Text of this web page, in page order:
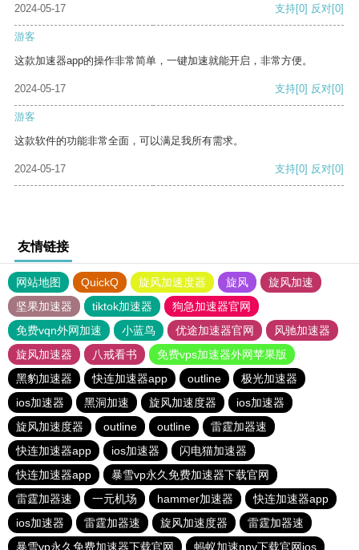
2024-05-17 支持[0] 反对[0]
游客
这款加速器app的操作非常简单，一键加速就能开启，非常方便。
2024-05-17 支持[0] 反对[0]
游客
这款软件的功能非常全面，可以满足我所有需求。
2024-05-17 支持[0] 反对[0]
友情链接
网站地图 QuickQ 旋风加速度器 旋风
旋风加速
坚果加速器
tiktok加速器
狗急加速器官网
免费vqn外网加速
小蓝鸟 优途加速器官网
风驰加速器
旋风加速器
八戒看书
免费vps加速器外网苹果版
黑豹加速器
快连加速器app outline
极光加速器
ios加速器
黑洞加速 旋风加速度器
ios加速器
旋风加速度器
outline outline
雷霆加器速
快连加速器app
ios加速器
闪电猫加速器
快连加速器app
暴雪vp永久免费加速器下载官网
雷霆加器速
一元机场 hammer加速器
快连加速器app
ios加速器
雷霆加器速 旋风加速度器
雷霆加器速
暴雪vp永久免费加速器下载官网
蚂蚁加速npv下载官网ios